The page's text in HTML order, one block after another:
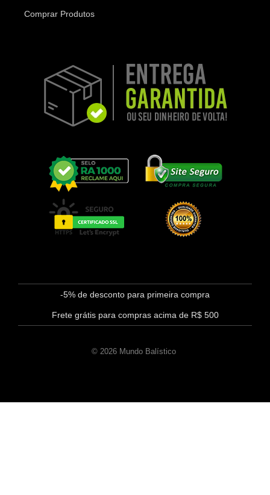
Comprar Produtos
-5% de desconto para primeira compra
Frete grátis para compras acima de R$ 500
© 2026 Mundo Balístico